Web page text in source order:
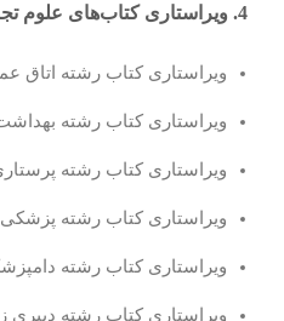
4. ویراستاری کتاب‌های علوم تجربی و پزشکی
ویراستاری کتاب رشته اتاق
ویراستاری کتاب رشته
ویراستاری کتاب رشته
ویراستاری کتاب رشته پزشکی
ویراستاری کتاب رشته
ویراستاری کتاب رشته